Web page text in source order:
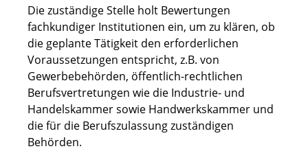
Diezuständige Stelle holt Bewertungen
fachkundiger Institutionen ein, um zu klären, ob
die geplante Tätigkeit den erforderlichen
Voraussetzungen entspricht, z.B. von
Gewerbebehörden, öffentlich-rechtlichen
Berufsvertretungen wie die Industrie- und
Handelskammer sowie Handwerkskammer und
die für die Berufszulassung zuständigen
Behörden.